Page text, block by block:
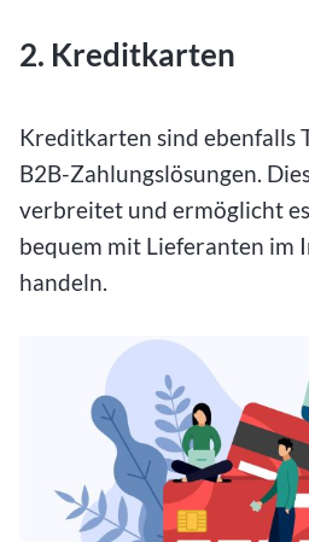
2. Kreditkarten
Kreditkarten sind ebenfalls
B2B-Zahlungslösungen.
verbreitet und ermöglicht
bequem mit Lieferanten im
handeln.